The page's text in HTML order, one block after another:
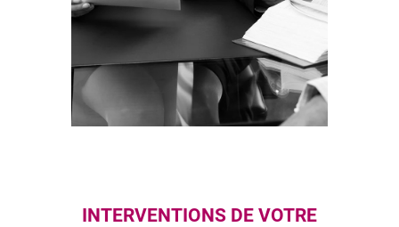
INTERVENTIONS DE VOTRE